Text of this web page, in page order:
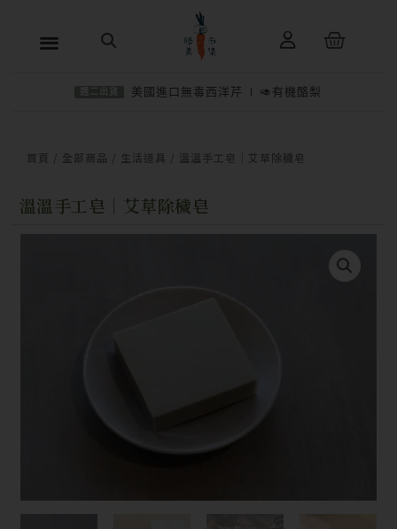
購
美國進口無毒西洋芹 🥑有機酪梨
首頁 全部商品 生活道具 / 溫溫手工皂｜艾草除穢皂
溫溫手工皂｜艾草除穢皂